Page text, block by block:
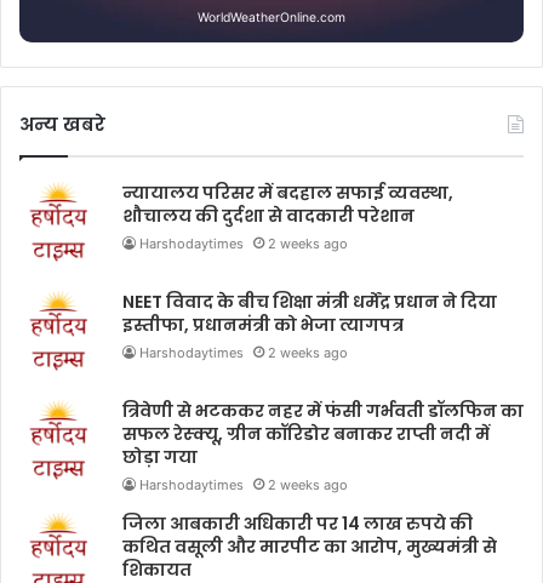
WorldWeatherOnline.com
अन्य खबरे
न्यायालय परिसर में बदहाल सफाई व्यवस्था,
शौचालय की दुर्दशा से वादकारी परेशान
Harshodaytimes 2 weeks ago
NEET विवाद के बीच शिक्षा मंत्री धर्मेंद्र प्रधान ने दिया
इस्तीफा, प्रधानमंत्री को भेजा त्यागपत्र
Harshodaytimes 2 weeks ago
त्रिवेणी से भटककर नहर में फंसी गर्भवती डॉलफिन का
सफल रेस्क्यू, ग्रीन कॉरिडोर बनाकर राप्ती नदी में
छोड़ा गया
Harshodaytimes 2 weeks ago
जिला आबकारी अधिकारी पर 14 लाख रुपये की
कथित वसूली और मारपीट का आरोप, मुख्यमंत्री से
शिकायत